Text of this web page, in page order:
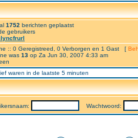
1752 berichten geplaatst
gebruikers
:: 0 Geregistreed, 0 Verborgen en 1 Gast [
was 13 op Za Jun 30, 2007 4:33 am
waren in de laatste 5 minuten
Wachtwoord: